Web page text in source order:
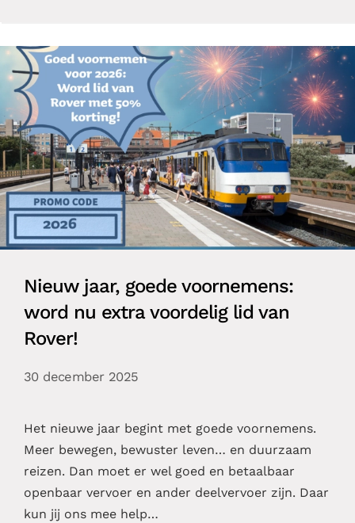
Nieuw jaar, goede voornemens:
word nu extra voordelig lid van
Rover!
30 december 2025
Het nieuwe jaar begint met goede voornemens.
Meer bewegen, bewuster leven… en duurzaam
reizen. Dan moet er wel goed en betaalbaar
openbaar vervoer en ander deelvervoer zijn. Daar
kun jij ons mee help…